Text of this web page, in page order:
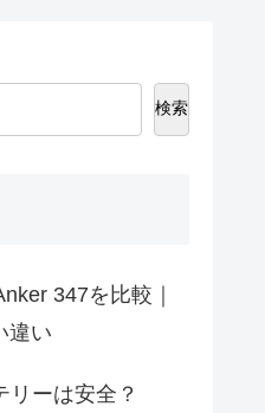
検索
347を比較｜
違い
リーは安全？